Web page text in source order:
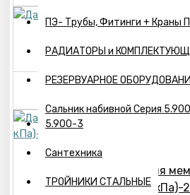
ПЭ- Трубы, Фитинги + Краны
РАДИАТОРЫ и
РЕЗЕРВУАРНОЕ
Сальник набивной Серия
5.900-3
Сантехника
ТРОЙНИКИ СТАЛЬНЫЕ
Датчик-реле
2993р.
Датчик-реле давления
ДШн(0-6 кПа)-